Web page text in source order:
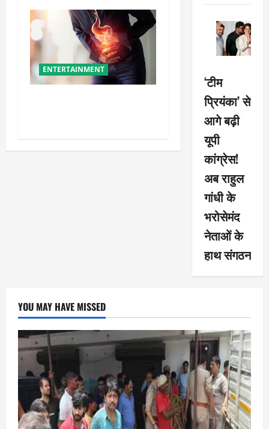
ENTERTAINMENT
‘टीम
प्रियंका’ से
आगे बढ़ी
यूपी
कांग्रेस!
अब राहुल
गांधी के
भरोसेमंद
नेताओं के
हाथ संगठन
YOU MAY HAVE MISSED